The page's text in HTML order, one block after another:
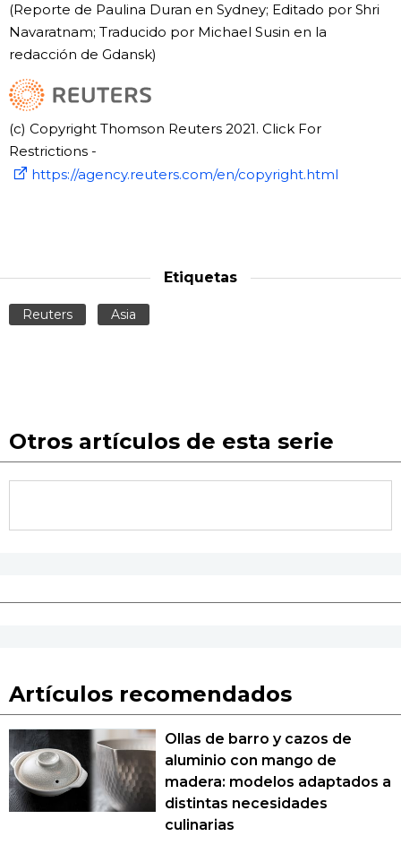
(Reporte de Paulina Duran en Sydney; Editado por Shri
Navaratnam; Traducido por Michael Susin en la
redacción de Gdansk)
(c) Copyright Thomson Reuters 2021. Click For
Restrictions -
https://agency.reuters.com/en/copyright.html
Etiquetas
Reuters Asia
Otros artículos de esta serie
Artículos recomendados
Ollas de barro y cazos de
aluminio con mango de
madera: modelos adaptados a
distintas necesidades
culinarias